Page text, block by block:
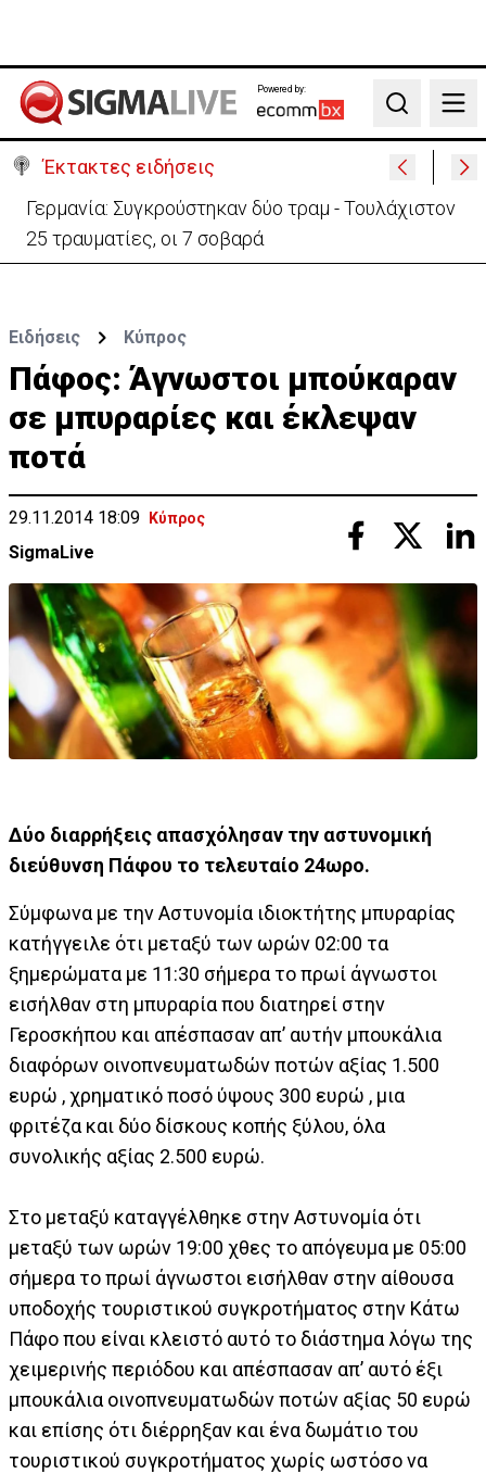
Powered by:
Search
Έκτακτες ειδήσεις
Αυτά είναι τα νέα Διοικητικά Συμβούλια των
Ημικρατικών Οργανισμών
Ειδήσεις Κύπρος
Πάφος: Άγνωστοι μπούκαραν
σε μπυραρίες και έκλεψαν
ποτά
29.11.2014 18:09 Κύπρος
SigmaLive
Δύο διαρρήξεις απασχόλησαν την αστυνομική
διεύθυνση Πάφου το τελευταίο 24ωρο.
Σύμφωνα με την Αστυνομία ιδιοκτήτης μπυραρίας
κατήγγειλε ότι μεταξύ των ωρών 02:00 τα
ξημερώματα με 11:30 σήμερα το πρωί άγνωστοι
εισήλθαν στη μπυραρία που διατηρεί στην
Γεροσκήπου και απέσπασαν απ’ αυτήν μπουκάλια
διαφόρων οινοπνευματωδών ποτών αξίας 1.500
ευρώ , χρηματικό ποσό ύψους 300 ευρώ , μια
φριτέζα και δύο δίσκους κοπής ξύλου, όλα
συνολικής αξίας 2.500 ευρώ.
Στο μεταξύ καταγγέλθηκε στην Αστυνομία ότι
μεταξύ των ωρών 19:00 χθες το απόγευμα με 05:00
σήμερα το πρωί άγνωστοι εισήλθαν στην αίθουσα
υποδοχής τουριστικού συγκροτήματος στην Κάτω
Πάφο που είναι κλειστό αυτό το διάστημα λόγω της
χειμερινής περιόδου και απέσπασαν απ’ αυτό έξι
μπουκάλια οινοπνευματωδών ποτών αξίας 50 ευρώ
και επίσης ότι διέρρηξαν και ένα δωμάτιο του
τουριστικού συγκροτήματος χωρίς ωστόσο να